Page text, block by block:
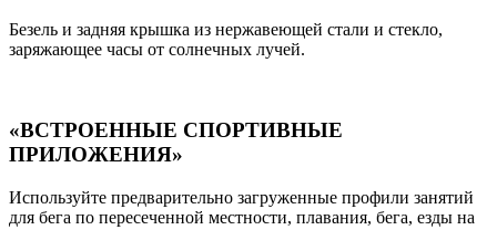
Безель и задняя крышка из нержавеющей стали и стекло,
заряжающее часы от солнечных лучей.
«ВСТРОЕННЫЕ СПОРТИВНЫЕ
ПРИЛОЖЕНИЯ»
Используйте предварительно загруженные профили занятий
для бега по пересеченной местности, плавания, бега, езды на